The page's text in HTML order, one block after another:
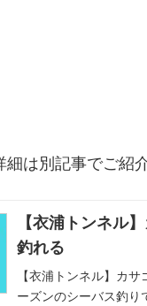
は別記事でご紹
【衣浦トンネル
釣れる
【衣浦トンネル】カ
ーズンのシーバス釣り